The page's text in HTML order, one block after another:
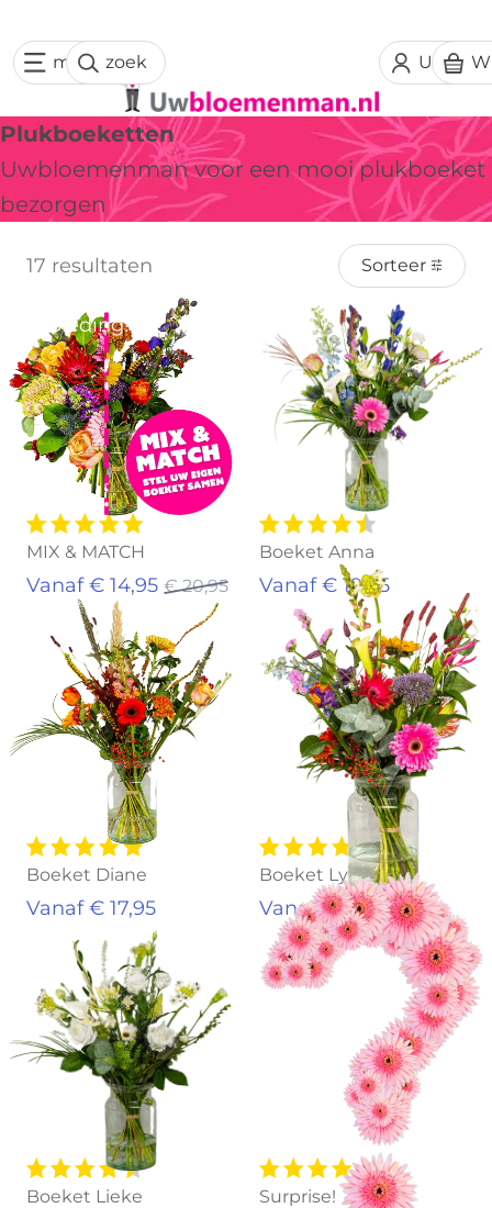
Uw
menuzoek
Plukboeketten
Uwbloemenman voor een mooi plukboeket
bezorgen
17 resultaten Sorteer
Aanbieding!
MIX & MATCH
Vanaf € 14,95 € 20,95
Boeket Anna
Vanaf € 19,95
Boeket Diane
Vanaf € 17,95
Boeket Lynn
Vanaf € 18,95
Boeket Lieke Surprise!